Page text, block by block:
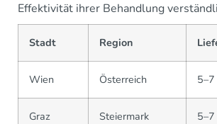
Effektivität ihrer Behandlung
Stadt Region
Wien Österreich 5–7
Graz Steiermark 5–7